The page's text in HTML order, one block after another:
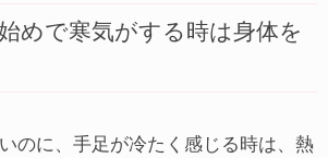
めで寒気がする時は身体を
のに、手足が冷たく感じる時は、熱